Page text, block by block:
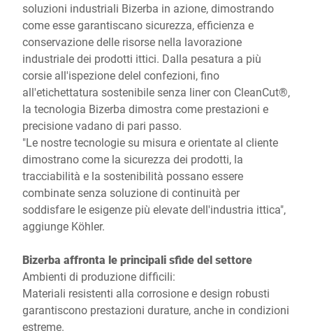
soluzioni industriali Bizerba in azione, dimostrando
come esse garantiscano sicurezza, efficienza e
conservazione delle risorse nella lavorazione
industriale dei prodotti ittici. Dalla pesatura a più
corsie all'ispezione delel confezioni, fino
all'etichettatura sostenibile senza liner con CleanCut®,
la tecnologia Bizerba dimostra come prestazioni e
precisione vadano di pari passo.
"Le nostre tecnologie su misura e orientate al cliente
dimostrano come la sicurezza dei prodotti, la
tracciabilità e la sostenibilità possano essere
combinate senza soluzione di continuità per
soddisfare le esigenze più elevate dell'industria ittica",
aggiunge Köhler.
Bizerba affronta le principali sfide del settore
Ambienti di produzione difficili:
Materiali resistenti alla corrosione e design robusti
garantiscono prestazioni durature, anche in condizioni
estreme.